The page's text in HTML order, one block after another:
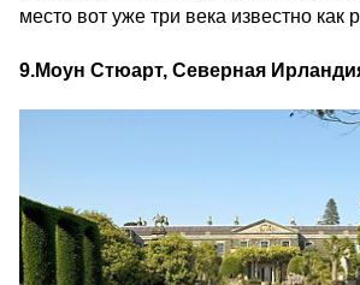
место вот уже три века известно как
9.Моун Стюарт, Северная